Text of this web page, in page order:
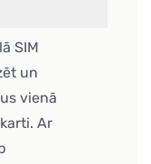
SIM
un
vienā
Ar